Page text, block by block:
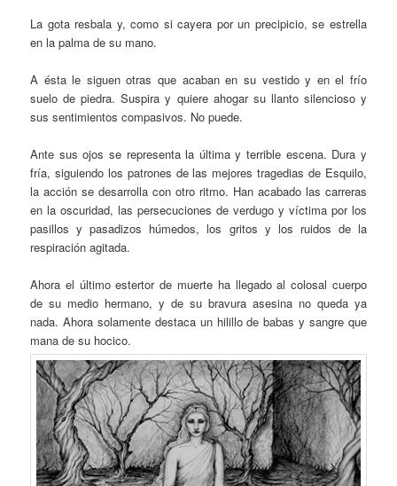
La gota resbala y, como si cayera por un precipicio, se estrella
en la palma de su mano.
A ésta le siguen otras que acaban en su vestido y en el frío
suelo de piedra. Suspira y quiere ahogar su llanto silencioso y
sus sentimientos compasivos. No puede.
Ante sus ojos se representa la última y terrible escena. Dura y
fría, siguiendo los patrones de las mejores tragedias de Esquilo,
la acción se desarrolla con otro ritmo. Han acabado las carreras
en la oscuridad, las persecuciones de verdugo y víctima por los
pasillos y pasadizos húmedos, los gritos y los ruidos de la
respiración agitada.
Ahora el último estertor de muerte ha llegado al colosal cuerpo
de su medio hermano, y de su bravura asesina no queda ya
nada. Ahora solamente destaca un hilillo de babas y sangre que
mana de su hocico.